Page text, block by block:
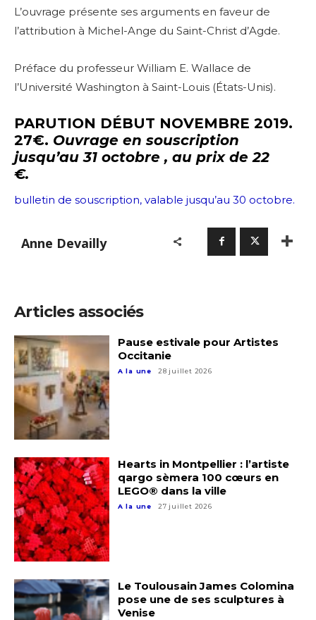
L’ouvrage présente ses arguments en faveur de
l’attribution à Michel-Ange du Saint-Christ d’Agde.
Préface du professeur William E. Wallace de
l’Université Washington à Saint-Louis (États-Unis).
PARUTION DÉBUT NOVEMBRE 2019.
27€. Ouvrage en souscription
jusqu’au 31 octobre , au prix de 22
€.
bulletin de souscription, valable jusqu’au 30 octobre.
Anne Devailly
Articles associés
Pause estivale pour Artistes
Occitanie
A la une 28 juillet 2026
Hearts in Montpellier : l’artiste
qargo sèmera 100 cœurs en
LEGO® dans la ville
A la une 27 juillet 2026
Le Toulousain James Colomina
pose une de ses sculptures à
Venise